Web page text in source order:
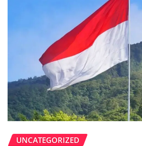
UNCATEGORIZED